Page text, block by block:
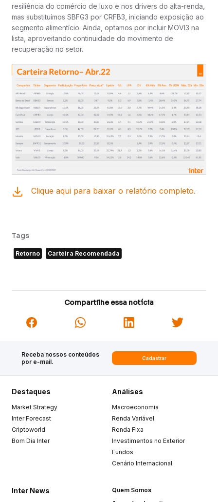
resiliência do comércio de luxo e nos drivers do alta-renda,
mas substituímos SBFG3 por CRFB3, iniciando exposição ao
segmento alimentício. Ainda, optamos por incluir MOVI3 na
lista, aproveitando continuidade do movimento de
recuperação no setor.
Clique aqui para baixar o relatório completo.
Tags
Retorno Carteira Recomendada
Compartilhe essa notícia
Receba nossos conteúdos
por e-mail.
Cadastrar
Destaques
Market Strategy
Inter Forecast
Criptoworld
Bom Dia Inter
Análises
Macroeconomia
Renda Variável
Renda Fixa
Investimentos no Exterior
Fundos
Cenário Internacional
Inter News
Quem Somos